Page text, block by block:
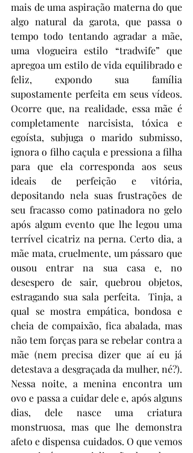
mais de uma aspiração materna do que
algo natural da garota, que passa o
tempo todo tentando agradar a mãe,
uma vlogueira estilo “tradwife” que
apregoa um estilo de vida equilibrado e
feliz, expondo sua família
supostamente perfeita em seus vídeos.
Ocorre que, na realidade, essa mãe é
completamente narcisista, tóxica e
egoísta, subjuga o marido submisso,
ignora o filho caçula e pressiona a filha
para que ela corresponda aos seus
ideais de perfeição e vitória,
depositando nela suas frustrações de
seu fracasso como patinadora no gelo
após algum evento que lhe legou uma
terrível cicatriz na perna. Certo dia, a
mãe mata, cruelmente, um pássaro que
ousou entrar na sua casa e, no
desespero de sair, quebrou objetos,
estragando sua sala perfeita.  Tinja, a
qual se mostra empática, bondosa e
cheia de compaixão, fica abalada, mas
não tem forças para se rebelar contra a
mãe (nem precisa dizer que aí eu já
detestava a desgraçada da mulher, né?).
Nessa noite, a menina encontra um
ovo e passa a cuidar dele e, após alguns
dias, dele nasce uma criatura
monstruosa, mas que lhe demonstra
afeto e dispensa cuidados. O que vemos